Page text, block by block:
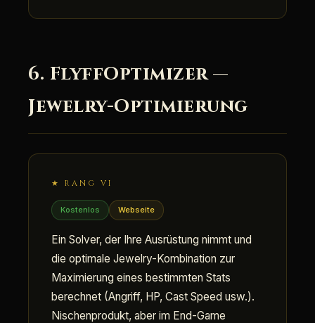
6. FlyffOptimizer —
Jewelry-Optimierung
★ RANG VI
Kostenlos Webseite
Ein Solver, der Ihre Ausrüstung nimmt und
die optimale Jewelry-Kombination zur
Maximierung eines bestimmten Stats
berechnet (Angriff, HP, Cast Speed usw.).
Nischenprodukt, aber im End-Game